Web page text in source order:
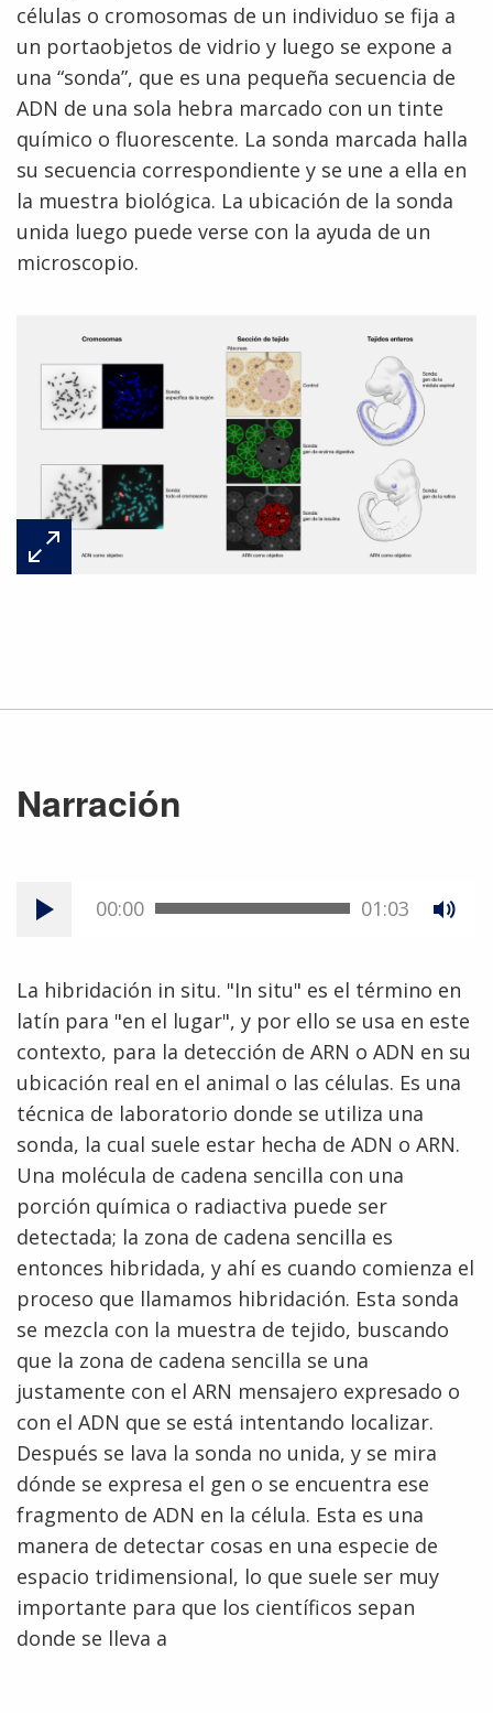
ABOUT
células o cromosomas de un individuo se fija a
un portaobjetos de vidrio y luego se expone a
una “sonda”, que es una pequeña secuencia de
ADN de una sola hebra marcado con un tinte
químico o fluorescente. La sonda marcada halla
su secuencia correspondiente y se une a ella en
la muestra biológica. La ubicación de la sonda
unida luego puede verse con la ayuda de un
microscopio.
Narración
00:00 01:03
La hibridación in situ. "In situ" es el término en
latín para "en el lugar", y por ello se usa en este
contexto, para la detección de ARN o ADN en su
ubicación real en el animal o las células. Es una
técnica de laboratorio donde se utiliza una
sonda, la cual suele estar hecha de ADN o ARN.
Una molécula de cadena sencilla con una
porción química o radiactiva puede ser
detectada; la zona de cadena sencilla es
entonces hibridada, y ahí es cuando comienza el
proceso que llamamos hibridación. Esta sonda
se mezcla con la muestra de tejido, buscando
que la zona de cadena sencilla se una
justamente con el ARN mensajero expresado o
con el ADN que se está intentando localizar.
Después se lava la sonda no unida, y se mira
dónde se expresa el gen o se encuentra ese
fragmento de ADN en la célula. Esta es una
manera de detectar cosas en una especie de
espacio tridimensional, lo que suele ser muy
importante para que los científicos sepan
donde se lleva a